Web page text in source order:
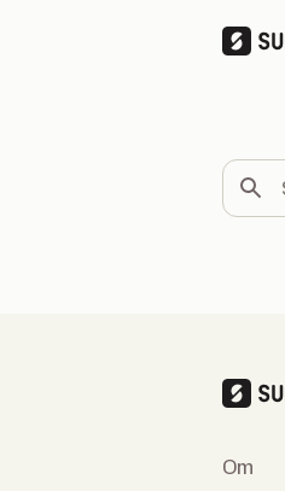
Sök
Om